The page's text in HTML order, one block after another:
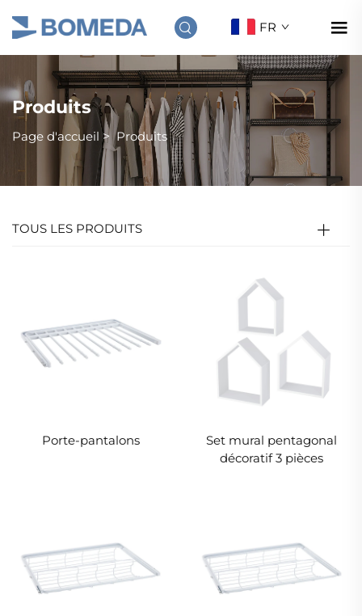
FR
Produits
Page d'accueil >Produits
TOUS LES PRODUITS
Porte-pantalons
Set mural pentagonal
décoratif 3 pièces